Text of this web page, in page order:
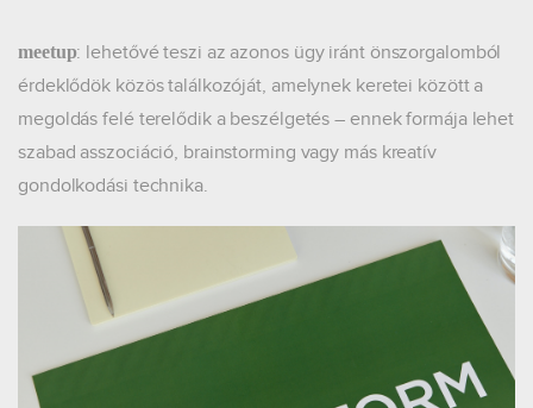
meetup: lehetővé teszi az azonos ügy iránt önszorgalomból
érdeklődök közös találkozóját, amelynek keretei között a
megoldás felé terelődik a beszélgetés – ennek formája lehet
szabad asszociáció, brainstorming vagy más kreatív
gondolkodási technika.